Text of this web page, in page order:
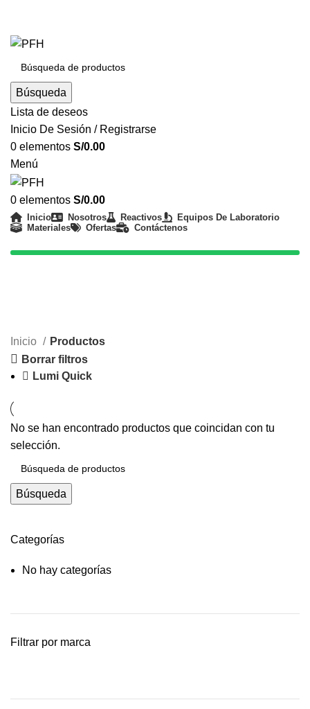
Búsqueda
Lista de deseos
Inicio De Sesión / Registrarse
0 elementos S/0.00
Menú
0 elementos S/0.00
Inicio Nosotros Reactivos
Equipos De Laboratorio
Materiales
Ofertas Contáctenos
Categorías
No hay categorías
Filtrar por marca
Inicio
Productos
Borrar filtros
Lumi Quick
No se han encontrado productos que coincidan con tu
selección.
Búsqueda